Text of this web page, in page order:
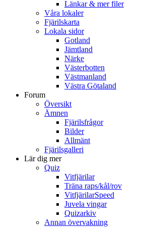
Länkar & mer filer
Våra lokaler
Fjärilskarta
Lokala sidor
Gotland
Jämtland
Närke
Västerbotten
Västmanland
Västra Götaland
Forum
Översikt
Ämnen
Fjärilsfrågor
Bilder
Allmänt
Fjärilsgalleri
Lär dig mer
Quiz
Vitfjärilar
Träna raps/kål/rov
VitfjärilarSpeed
Juvela vingar
Quizarkiv
Annan övervakning